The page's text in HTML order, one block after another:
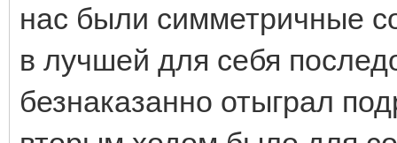
нас были симметричные
в лучшей для себя
безнаказанно отыграл